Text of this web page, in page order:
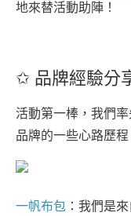
地來替活動助陣！
✩ 品牌經驗分
活動第一棒，我們
品牌的一些心路歷程
一帆布包 ：我們是